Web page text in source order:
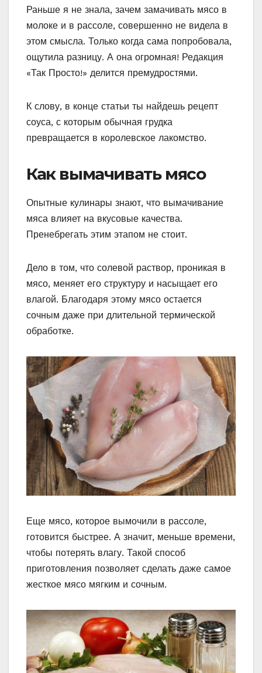
Раньше я не знала, зачем замачивать мясо в
молоке и в рассоле, совершенно не видела в
этом смысла. Только когда сама попробовала,
ощутила разницу. А она огромная! Редакция
«Так Просто!» делится премудростями.
К слову, в конце статьи ты найдешь рецепт
соуса, с которым обычная грудка
превращается в королевское лакомство.
Как вымачивать мясо
Опытные кулинары знают, что вымачивание
мяса влияет на вкусовые качества.
Пренебрегать этим этапом не стоит.
Дело в том, что солевой раствор, проникая в
мясо, меняет его структуру и насыщает его
влагой. Благодаря этому мясо остается
сочным даже при длительной термической
обработке.
Еще мясо, которое вымочили в рассоле,
готовится быстрее. А значит, меньше времени,
чтобы потерять влагу. Такой способ
приготовления позволяет сделать даже самое
жесткое мясо мягким и сочным.